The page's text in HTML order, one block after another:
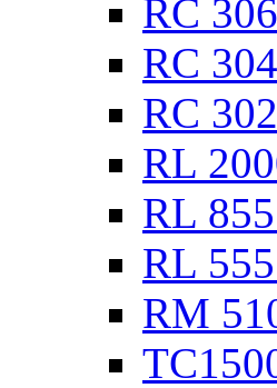
RC
RC
RC
RL
RL
RL
RM